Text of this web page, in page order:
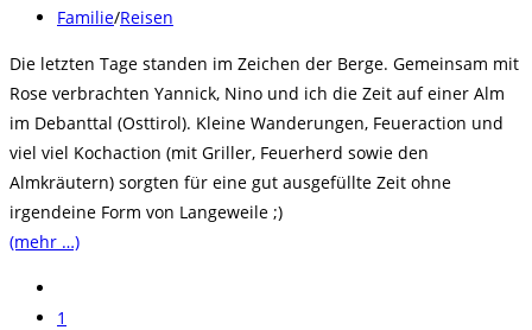
veröffentlicht:
Beitrags-
Familie/Reisen
Die letzten Tage standen im Zeichen der Berge. Gemeinsam mit
Rose verbrachten Yannick, Nino und ich die Zeit auf einer Alm
im Debanttal (Osttirol). Kleine Wanderungen, Feueraction und
viel viel Kochaction (mit Griller, Feuerherd sowie den
Almkräutern) sorgten für eine gut ausgefüllte Zeit ohne
irgendeine Form von Langeweile ;)
(mehr …)
vorherigen
1